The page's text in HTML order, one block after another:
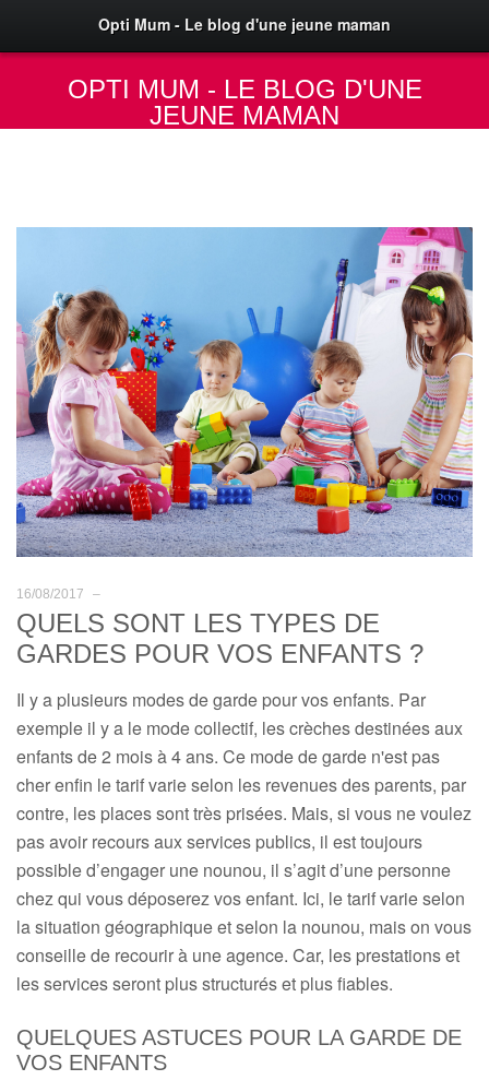
Opti Mum - Le blog d'une jeune maman
OPTI MUM - LE BLOG D'UNE
JEUNE MAMAN
16/08/2017 –
QUELS SONT LES TYPES DE
GARDES POUR VOS ENFANTS ?
Il y a plusieurs modes de garde pour vos enfants. Par
exemple il y a le mode collectif, les crèches destinées aux
enfants de 2 mois à 4 ans. Ce mode de garde n'est pas
cher enfin le tarif varie selon les revenues des parents, par
contre, les places sont très prisées. Mais, si vous ne voulez
pas avoir recours aux services publics, il est toujours
possible d’engager une nounou, il s’agit d’une personne
chez qui vous déposerez vos enfant. Ici, le tarif varie selon
la situation géographique et selon la nounou, mais on vous
conseille de recourir à une agence. Car, les prestations et
les services seront plus structurés et plus fiables.
QUELQUES ASTUCES POUR LA GARDE DE
VOS ENFANTS